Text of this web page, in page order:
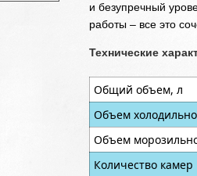
и безупречный
работы – все это
Технические
Общий объем, л
Объем
Объем
Количество камер